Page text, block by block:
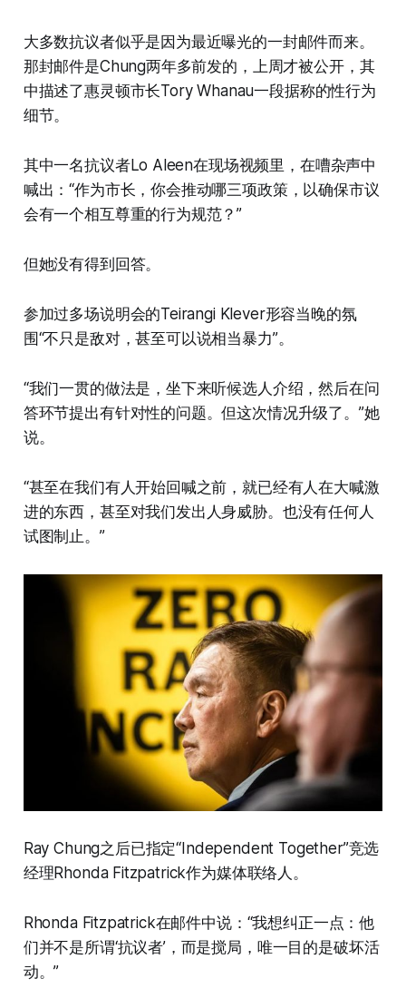
大多数抗议者似乎是因为最近曝光的一封邮件而来。
那封邮件是Chung两年多前发的，上周才被公开，其
中描述了惠灵顿市长Tory Whanau一段据称的性行为
细节。
其中一名抗议者Lo Aleen在现场视频里，在嘈杂声中
喊出：“作为市长，你会推动哪三项政策，以确保市议
会有一个相互尊重的行为规范？”
但她没有得到回答。
参加过多场说明会的Teirangi Klever形容当晚的氛
围“不只是敌对，甚至可以说相当暴力”。
“我们一贯的做法是，坐下来听候选人介绍，然后在问
答环节提出有针对性的问题。但这次情况升级了。”她
说。
“甚至在我们有人开始回喊之前，就已经有人在大喊激
进的东西，甚至对我们发出人身威胁。也没有任何人
试图制止。”
Ray Chung之后已指定“Independent Together”竞选
经理Rhonda Fitzpatrick作为媒体联络人。
Rhonda Fitzpatrick在邮件中说：“我想纠正一点：他
们并不是所谓‘抗议者’，而是搅局，唯一目的是破坏活
动。”